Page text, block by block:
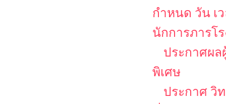
กำหนด วัน เ
นักการภารโ
ประกาศผ
พิเศษ
ประกาศ วิ